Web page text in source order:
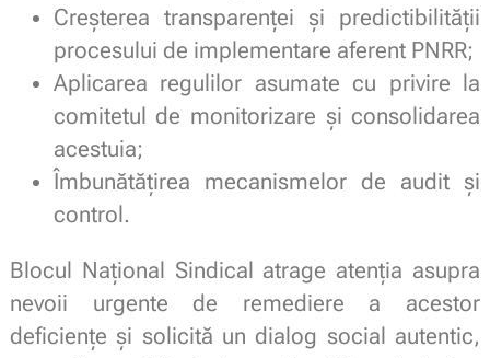
Creșterea transparenței și predictibilității
procesului de implementare aferent PNRR;
Aplicarea regulilor asumate cu privire la
comitetul de monitorizare și consolidarea
acestuia;
Îmbunătățirea mecanismelor de audit și
control.
Blocul Național Sindical atrage atenția asupra
nevoii urgente de remediere a acestor
deficiențe și solicită un dialog social autentic,